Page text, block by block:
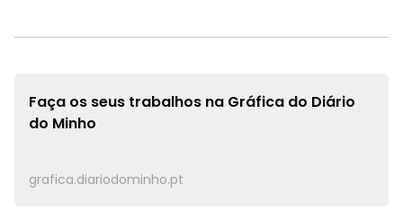
Faça os seus trabalhos na Gráfica do Diário
do Minho
grafica.diariodominho.pt